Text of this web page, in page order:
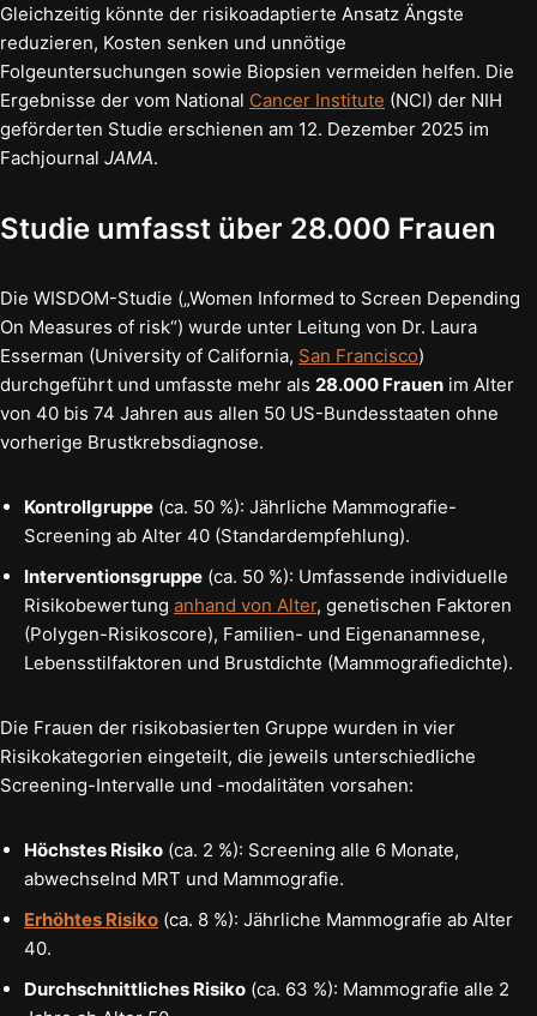
Gleichzeitig könnte der risikoadaptierte Ansatz Ängste
reduzieren, Kosten senken und unnötige
Folgeuntersuchungen sowie Biopsien vermeiden helfen. Die
Ergebnisse der vom National Cancer Institute (NCI) der NIH
geförderten Studie erschienen am 12. Dezember 2025 im
Fachjournal JAMA.
Studie umfasst über 28.000 Frauen
Die WISDOM-Studie („Women Informed to Screen Depending
On Measures of risk“) wurde unter Leitung von Dr. Laura
Esserman (University of California, San Francisco)
durchgeführt und umfasste mehr als 28.000 Frauen im Alter
von 40 bis 74 Jahren aus allen 50 US-Bundesstaaten ohne
vorherige Brustkrebsdiagnose.
Kontrollgruppe (ca. 50 %): Jährliche Mammografie-
Screening ab Alter 40 (Standardempfehlung).
Interventionsgruppe (ca. 50 %): Umfassende individuelle
Risikobewertung anhand von Alter, genetischen Faktoren
(Polygen-Risikoscore), Familien- und Eigenanamnese,
Lebensstilfaktoren und Brustdichte (Mammografiedichte).
Die Frauen der risikobasierten Gruppe wurden in vier
Risikokategorien eingeteilt, die jeweils unterschiedliche
Screening-Intervalle und -modalitäten vorsahen:
Höchstes Risiko (ca. 2 %): Screening alle 6 Monate,
abwechselnd MRT und Mammografie.
Erhöhtes Risiko (ca. 8 %): Jährliche Mammografie ab Alter
40.
Durchschnittliches Risiko (ca. 63 %): Mammografie alle 2